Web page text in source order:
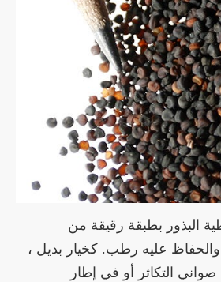
البذور بطبقة رقيقة من
والحفاظ عليه رطب. كخيار بديل ،
التكاثر أو في إطار